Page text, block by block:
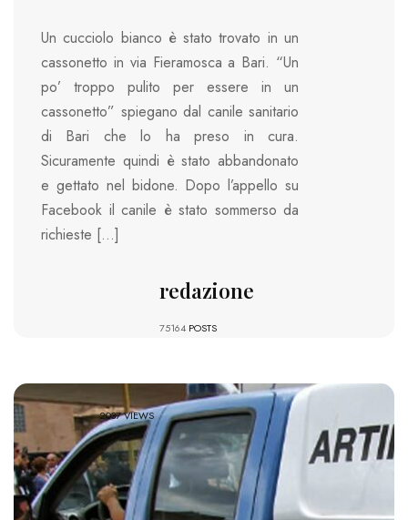
Un cucciolo bianco è stato trovato in un
cassonetto in via Fieramosca a Bari. “Un
po’ troppo pulito per essere in un
cassonetto” spiegano dal canile sanitario
di Bari che lo ha preso in cura.
Sicuramente quindi è stato abbandonato
e gettato nel bidone. Dopo l’appello su
Facebook il canile è stato sommerso da
richieste […]
redazione
75164 POSTS
2037 VIEWS